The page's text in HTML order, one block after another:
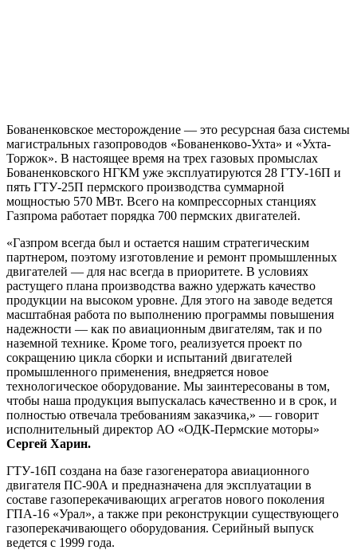
Бованенковское месторождение — это ресурсная база системы
магистральных газопроводов «Бованенково-Ухта» и «Ухта-
Торжок». В настоящее время на трех газовых промыслах
Бованенковского НГКМ уже эксплуатируются 28 ГТУ-16П и
пять ГТУ-25П пермского производства суммарной
мощностью 570 МВт. Всего на компрессорных станциях
Газпрома работает порядка 700 пермских двигателей.
«Газпром всегда был и остается нашим стратегическим
партнером, поэтому изготовление и ремонт промышленных
двигателей — для нас всегда в приоритете. В условиях
растущего плана производства важно удержать качество
продукции на высоком уровне. Для этого на заводе ведется
масштабная работа по выполнению программы повышения
надежности — как по авиационным двигателям, так и по
наземной технике. Кроме того, реализуется проект по
сокращению цикла сборки и испытаний двигателей
промышленного применения, внедряется новое
технологическое оборудование. Мы заинтересованы в том,
чтобы наша продукция выпускалась качественно и в срок, и
полностью отвечала требованиям заказчика,» — говорит
исполнительный директор АО «ОДК-Пермские моторы»
Сергей Харин.
ГТУ-16П создана на базе газогенератора авиационного
двигателя ПС-90А и предназначена для эксплуатации в
составе газоперекачивающих агрегатов нового поколения
ГПА-16 «Урал», а также при реконструкции существующего
газоперекачивающего оборудования. Серийный выпуск
ведется с 1999 года.